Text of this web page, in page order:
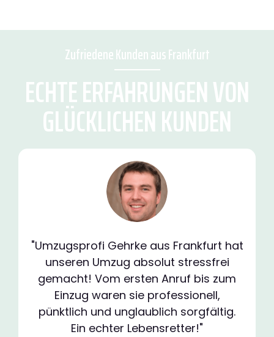
Zufriedene Kunden aus Frankfurt
ECHTE ERFAHRUNGEN VON
GLÜCKLICHEN KUNDEN
"Umzugsprofi Gehrke aus Frankfurt hat
unseren Umzug absolut stressfrei
gemacht! Vom ersten Anruf bis zum
Einzug waren sie professionell,
pünktlich und unglaublich sorgfältig.
Ein echter Lebensretter!"